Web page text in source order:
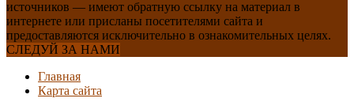
источников — имеют обратную ссылку на материал в
интернете или присланы посетителями сайта и
предоставляются исключительно в ознакомительных целях.
СЛЕДУЙ ЗА НАМИ
Главная
Карта сайта